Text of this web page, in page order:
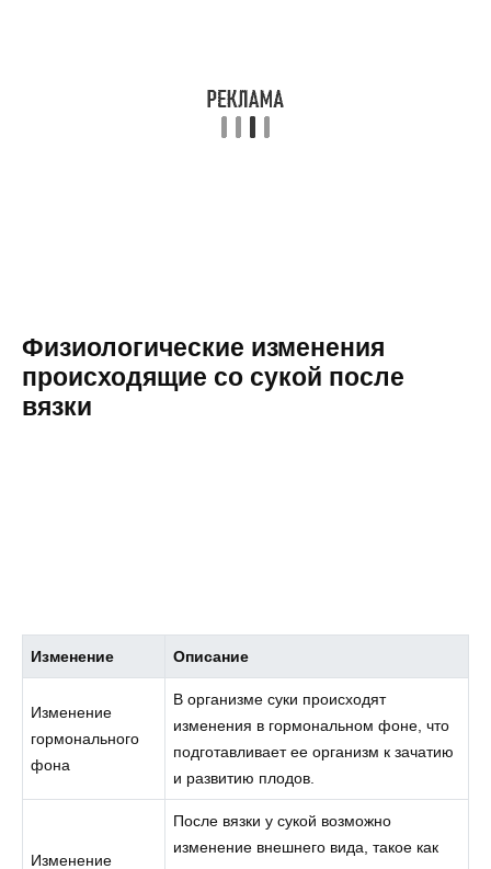
Физиологические изменения
происходящие со сукой после
вязки
Изменение Описание
Изменение
гормонального
фона
В организме суки происходят
изменения в гормональном фоне, что
подготавливает ее организм к зачатию
и развитию плодов.
Изменение
После вязки у сукой возможно
изменение внешнего вида, такое как